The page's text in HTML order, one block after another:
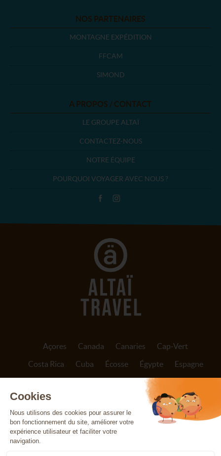
NOS PARTENAIRES
MONTAGNE EXPÉDITION
FFCAM
SIMOND
A PROPOS / CONTACT
LE GROUPE ALTAÏ
CONTACTEZ-NOUS
NOTRE ÉQUIPE
POURQUOI VOYAGER AVEC NOUS ?
Açores Canada Canaries
Cap-Vert
Costa Rica
Cuba Écosse Égypte
Espagne
Inde
Irlande
Jordanie
Madère
Maroc
Népal Norvège Oman
Patagonie
Pérou
Portugal Réunion